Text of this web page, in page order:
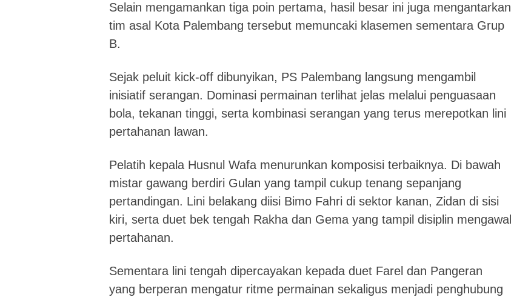
Selain mengamankan tiga poin pertama, hasil besar ini juga mengantarkan
tim asal Kota Palembang tersebut memuncaki klasemen sementara Grup
B.
Sejak peluit kick-off dibunyikan, PS Palembang langsung mengambil
inisiatif serangan. Dominasi permainan terlihat jelas melalui penguasaan
bola, tekanan tinggi, serta kombinasi serangan yang terus merepotkan lini
pertahanan lawan.
Pelatih kepala Husnul Wafa menurunkan komposisi terbaiknya. Di bawah
mistar gawang berdiri Gulan yang tampil cukup tenang sepanjang
pertandingan. Lini belakang diisi Bimo Fahri di sektor kanan, Zidan di sisi
kiri, serta duet bek tengah Rakha dan Gema yang tampil disiplin mengawal
pertahanan.
Sementara lini tengah dipercayakan kepada duet Farel dan Pangeran
yang berperan mengatur ritme permainan sekaligus menjadi penghubung